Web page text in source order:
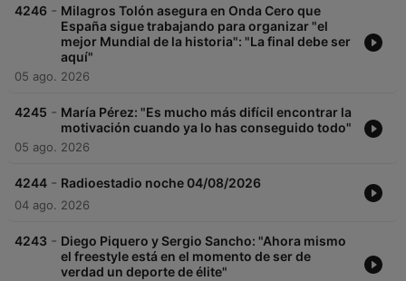
4246 - Milagros Tolón asegura en Onda Cero que
España sigue trabajando para organizar "el
mejor Mundial de la historia": "La final debe ser
aquí"
05 ago. 2026
4245 - María Pérez: "Es mucho más difícil encontrar la
motivación cuando ya lo has conseguido todo"
05 ago. 2026
4244 - Radioestadio noche 04/08/2026
04 ago. 2026
4243 - Diego Piquero y Sergio Sancho: "Ahora mismo
el freestyle está en el momento de ser de
verdad un deporte de élite"